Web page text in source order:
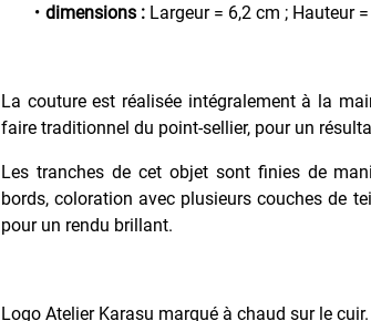
dimensions : Largeur = 6,2 cm ; Hauteur
La couture est réalisée intégralement à la
faire traditionnel du point-sellier, pour un
Les tranches de cet objet sont finies de
bords, coloration avec plusieurs couches de
pour un rendu brillant.
Logo Atelier Karasu marqué à chaud sur le cuir.